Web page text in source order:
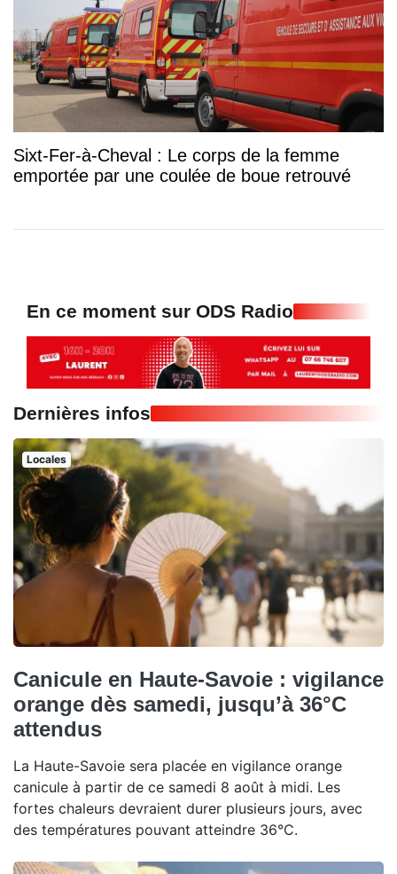
Sixt-Fer-à-Cheval : Le corps de la femme
emportée par une coulée de boue retrouvé
En ce moment sur ODS Radio
Dernières infos
Locales
Canicule en Haute-Savoie : vigilance
orange dès samedi, jusqu’à 36°C
attendus
La Haute-Savoie sera placée en vigilance orange
canicule à partir de ce samedi 8 août à midi. Les
fortes chaleurs devraient durer plusieurs jours, avec
des températures pouvant atteindre 36°C.